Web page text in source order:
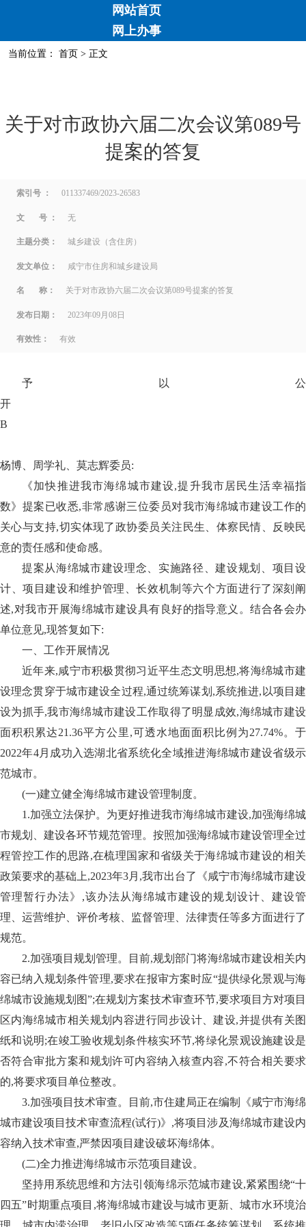
网站首页
网上办事
当前位置： 首页 > 正文
关于对市政协六届二次会议第089号
提案的答复
索引号 ： 011337469/2023-26583
文 号 ： 无
主题分类： 城乡建设（含住房）
发文单位： 咸宁市住房和城乡建设局
名 称： 关于对市政协六届二次会议第089号提案的答复
发布日期： 2023年09月08日
有效性： 有效
予以公
B
杨博、周学礼、莫志辉委员:
《加快推进我市海绵城市建设,提升我市居民生活幸福指
数》提案已收悉,非常感谢三位委员对我市海绵城市建设工作的
关心与支持,切实体现了政协委员关注民生、体察民情、反映民
意的责任感和使命感。
提案从海绵城市建设理念、实施路径、建设规划、项目设
计、项目建设和维护管理、长效机制等六个方面进行了深刻阐
述,对我市开展海绵城市建设具有良好的指导意义。结合各会办
单位意见,现答复如下:
一、工作开展情况
近年来,咸宁市积极贯彻习近平生态文明思想,将海绵城市建
设理念贯穿于城市建设全过程,通过统筹谋划,系统推进,以项目建
设为抓手,我市海绵城市建设工作取得了明显成效,海绵城市建设
面积积累达21.36平方公里,可透水地面面积比例为27.74%。于
2022年4月成功入选湖北省系统化全域推进海绵城市建设省级示
范城市。
(一)建立健全海绵城市建设管理制度。
1.加强立法保护。为更好推进我市海绵城市建设,加强海绵城
市规划、建设各环节规范管理。按照加强海绵城市建设管理全过
程管控工作的思路,在梳理国家和省级关于海绵城市建设的相关
政策要求的基础上,2023年3月,我市出台了《咸宁市海绵城市建设
管理暂行办法》,该办法从海绵城市建设的规划设计、建设管
理、运营维护、评价考核、监督管理、法律责任等多方面进行了
规范。
2.加强项目规划管理。目前,规划部门将海绵城市建设相关内
容已纳入规划条件管理,要求在报审方案时应“提供绿化景观与海
绵城市设施规划图”;在规划方案技术审查环节,要求项目方对项目
区内海绵城市相关规划内容进行同步设计、建设,并提供有关图
纸和说明;在竣工验收规划条件核实环节,将绿化景观设施建设是
否符合审批方案和规划许可内容纳入核查内容,不符合相关要求
的,将要求项目单位整改。
3.加强项目技术审查。目前,市住建局正在编制《咸宁市海绵
城市建设项目技术审查流程(试行)》,将项目涉及海绵城市建设内
容纳入技术审查,严禁因项目建设破坏海绵体。
(二)全力推进海绵城市示范项目建设。
坚持用系统思维和方法引领海绵示范城市建设,紧紧围绕“十
四五”时期重点项目,将海绵城市建设与城市更新、城市水环境治